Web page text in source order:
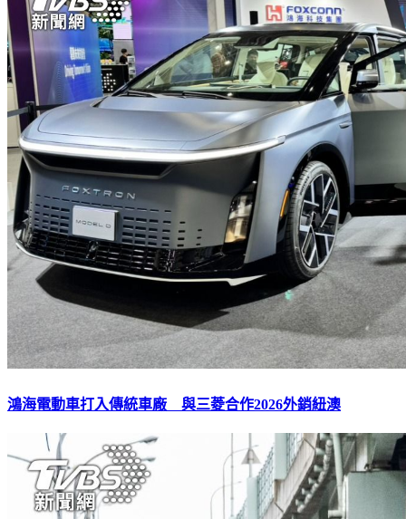
鴻海電動車打入傳統車廠 與三菱合作2026外銷紐澳